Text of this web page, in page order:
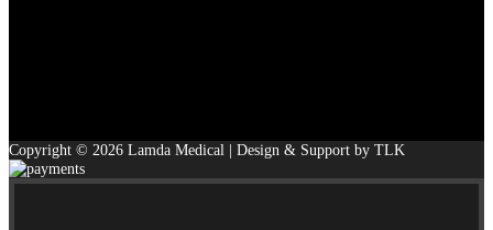
Copyright © 2026 Lamda Medical | Design & Support by TLK